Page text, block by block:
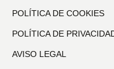
POLÍTICA DE COOKIES
POLÍTICA DE
AVISO LEGAL